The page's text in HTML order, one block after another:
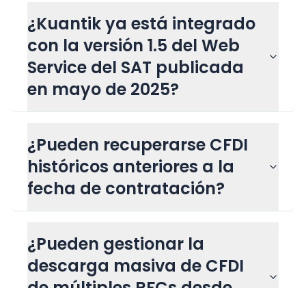
¿Kuantik ya está integrado
con la versión 1.5 del Web
Service del SAT publicada
en mayo de 2025?
¿Pueden recuperarse CFDI
históricos anteriores a la
fecha de contratación?
¿Pueden gestionar la
descarga masiva de CFDI